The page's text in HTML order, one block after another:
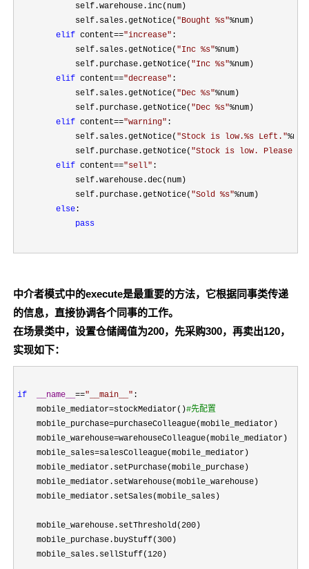
            self.warehouse.inc(num)
            self.sales.getNotice(
"Bought %s"%num)
elif content=="increase" :
            self.sales.getNotice(
"Inc %s"%num)
            self.purchase.getNotice(
"Inc %s"%num)
elif content=="decrease" :
            self.sales.getNotice(
"Dec %s"%num)
            self.purchase.getNotice(
"Dec %s"%num)
elif content=="warning" :
            self.sales.getNotice(
"Stock is low.%s Left. "%
            self.purchase.getNotice(
"Stock is low. Please
elif content=="sell" :
            self.warehouse.dec(num)
            self.purchase.getNotice(
"Sold %s"%num)
else :
pass
中介者模式中的execute是最重要的方法，它根据同事类传递
的信息，直接协调各个同事的工作。
在场景类中，设置仓储阈值为200，先采购300，再卖出120，
实现如下：
if __name__ ==" __main__ " :
    mobile_mediator
=stockMediator()#先配置
    mobile_purchase=
purchaseColleague(mobile_mediator)
    mobile_warehouse
=warehouseColleague(mobile_mediator)
    mobile_sales
=salesColleague(mobile_mediator)
    mobile_mediator.setPurchase(mobile_purchase)
    mobile_mediator.setWarehouse(mobile_warehouse)
    mobile_mediator.setSales(mobile_sales)
    mobile_warehouse.setThreshold(
200 )
    mobile_purchase.buyStuff(
300 )
    mobile_sales.sellStuff(
120)